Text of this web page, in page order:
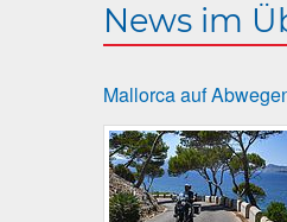
News im
Mallorca auf